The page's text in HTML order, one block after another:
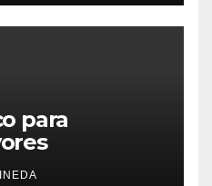
para